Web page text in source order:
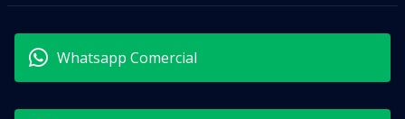
Whatsapp Comercial